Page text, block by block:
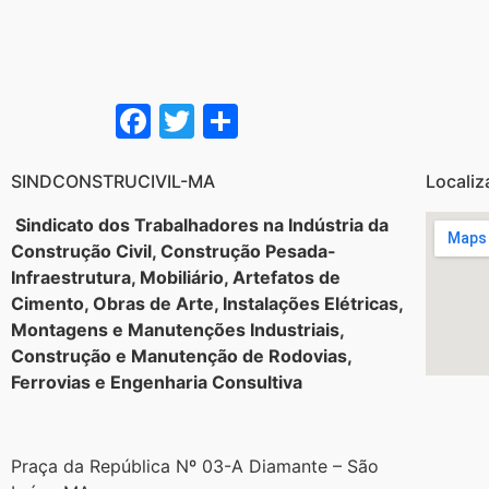
Facebook
Twitter
SINDCONSTRUCIVIL-MA
Sindicato dos Trabalhadores na Indústria da
Construção Civil, Construção Pesada-
Infraestrutura, Mobiliário, Artefatos de
Cimento, Obras de Arte, Instalações Elétricas,
Montagens e Manutenções Industriais,
Construção e Manutenção de Rodovias,
Ferrovias e Engenharia Consultiva
Praça da República Nº 03-A Diamante – São